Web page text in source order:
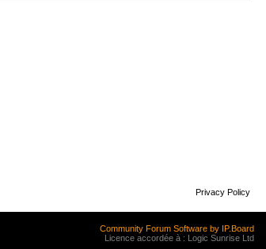
Privacy Policy
Community Forum Software by IP.Board
Licence accordée à : Logic Sunrise Ltd